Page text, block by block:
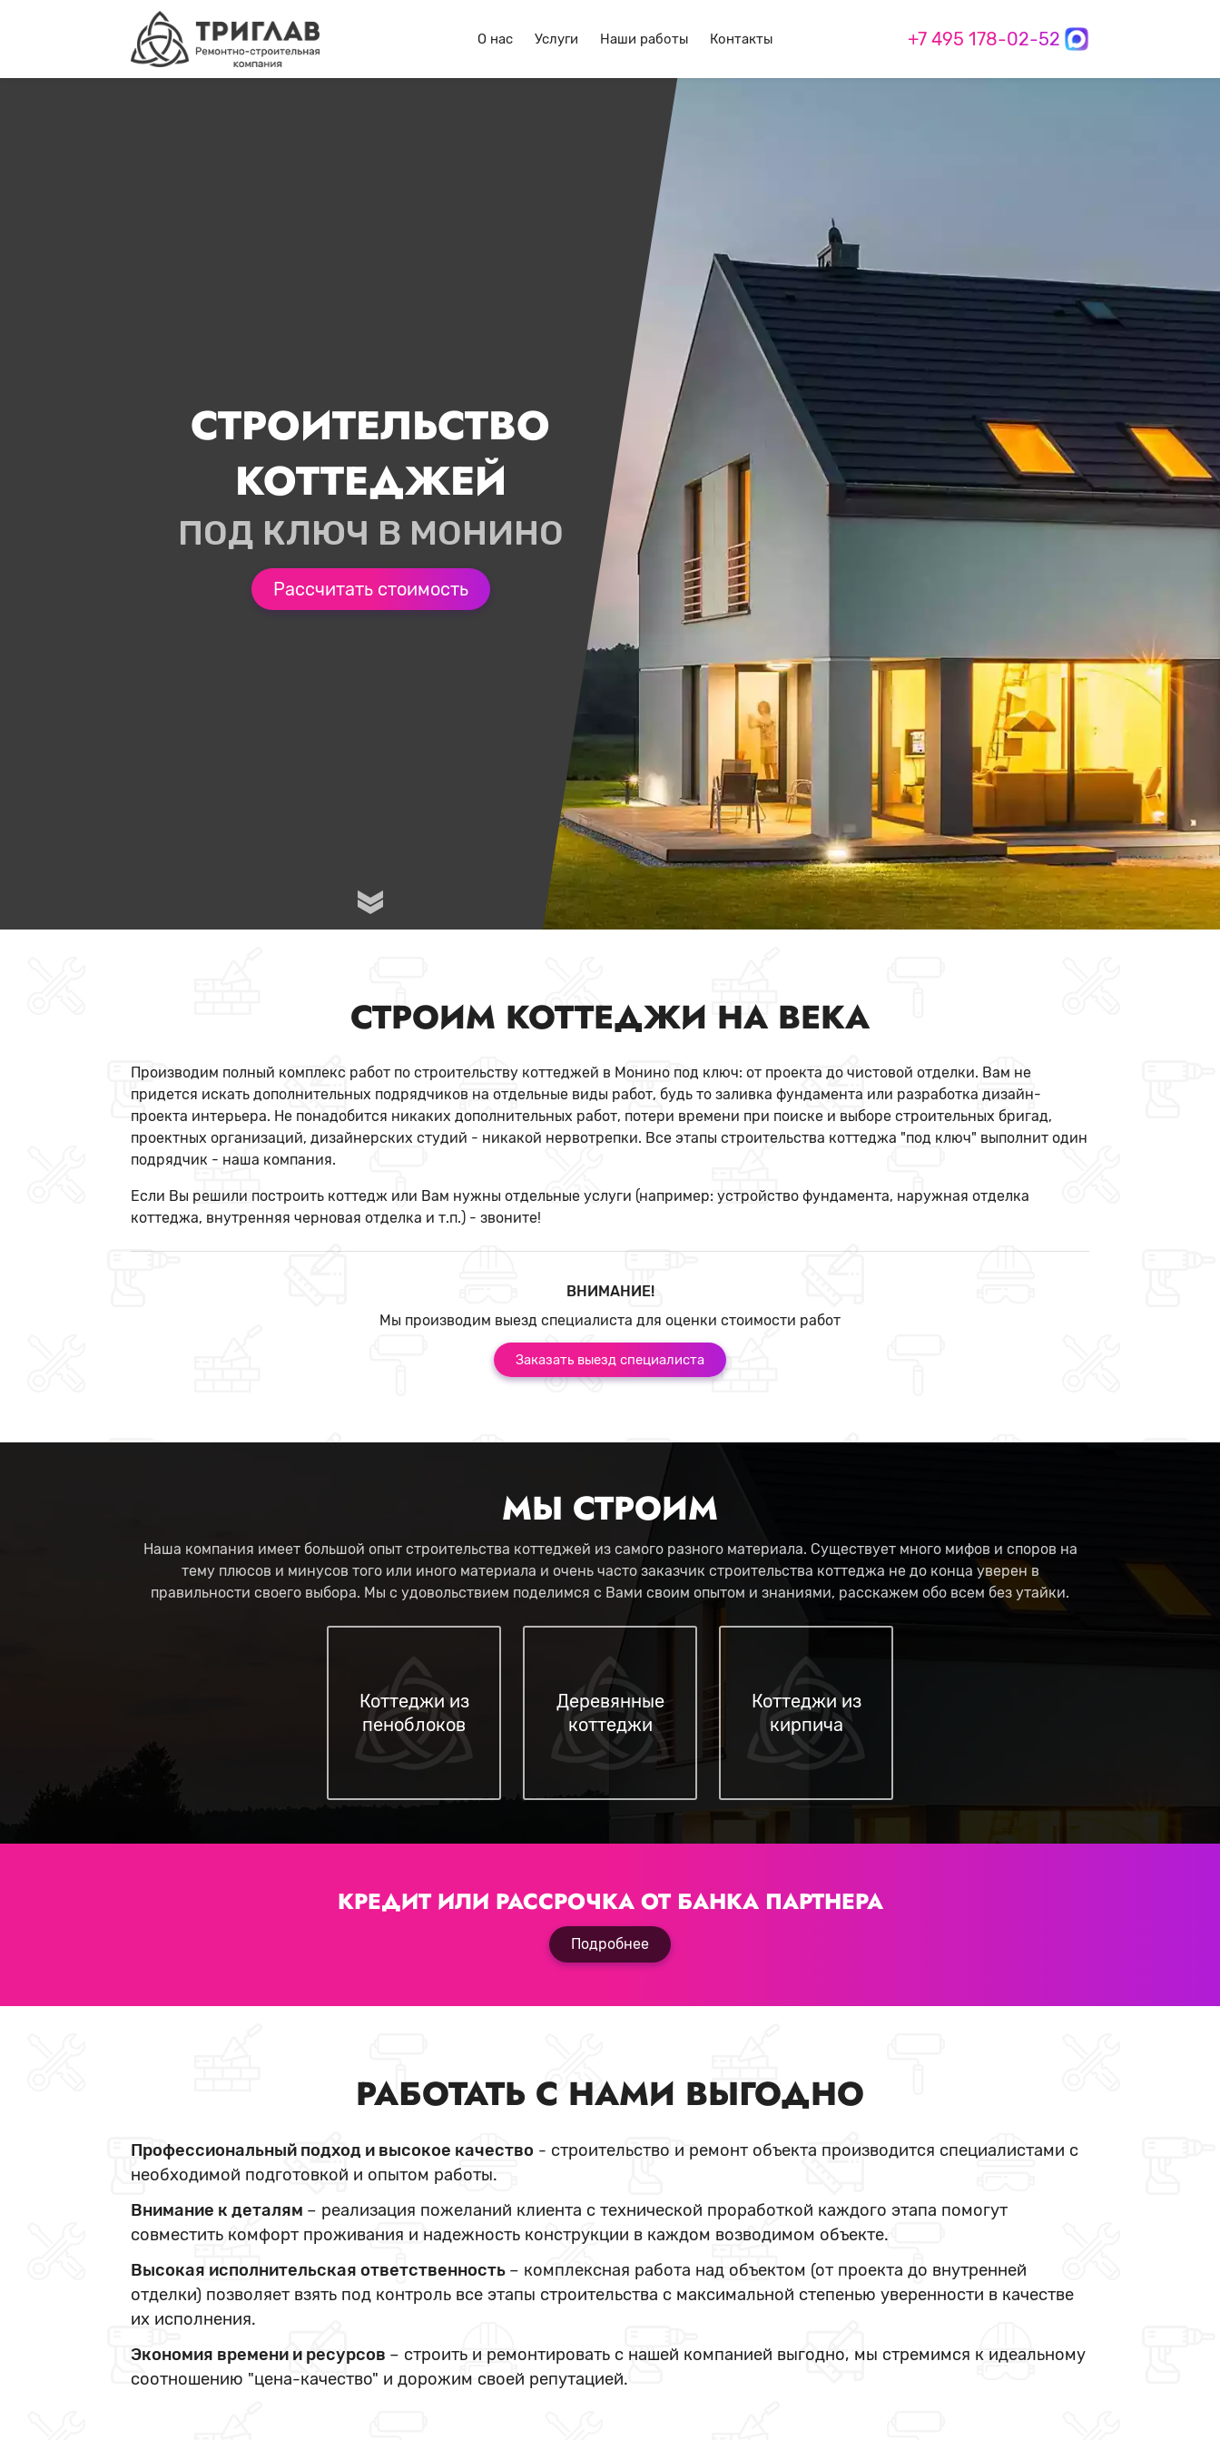
О нас Услуги Наши работы Контакты +7 495 178-02-52
СТРОИТЕЛЬСТВО
КОТТЕДЖЕЙ
ПОД КЛЮЧ В МОНИНО
Рассчитать стоимость
СТРОИМ КОТТЕДЖИ НА ВЕКА
Производим полный комплекс работ по строительству коттеджей в Монино под ключ: от проекта до чистовой отделки. Вам не
придется искать дополнительных подрядчиков на отдельные виды работ, будь то заливка фундамента или разработка дизайн-
проекта интерьера. Не понадобится никаких дополнительных работ, потери времени при поиске и выборе строительных бригад,
проектных организаций, дизайнерских студий - никакой нервотрепки. Все этапы строительства коттеджа "под ключ" выполнит один
подрядчик - наша компания.
Если Вы решили построить коттедж или Вам нужны отдельные услуги (например: устройство фундамента, наружная отделка
коттеджа, внутренняя черновая отделка и т.п.) - звоните!
ВНИМАНИЕ!
Мы производим выезд специалиста для оценки стоимости работ
Заказать выезд специалиста
МЫ СТРОИМ
Наша компания имеет большой опыт строительства коттеджей из самого разного материала. Существует много мифов и споров на
тему плюсов и минусов того или иного материала и очень часто заказчик строительства коттеджа не до конца уверен в
правильности своего выбора. Мы с удовольствием поделимся с Вами своим опытом и знаниями, расскажем обо всем без утайки.
Коттеджи из
пеноблоков
Деревянные
коттеджи
Коттеджи из
кирпича
КРЕДИТ ИЛИ РАССРОЧКА ОТ БАНКА ПАРТНЕРА
Подробнее
РАБОТАТЬ С НАМИ ВЫГОДНО
Профессиональный подход и высокое качество - строительство и ремонт объекта производится специалистами с
необходимой подготовкой и опытом работы.
Внимание к деталям – реализация пожеланий клиента с технической проработкой каждого этапа помогут
совместить комфорт проживания и надежность конструкции в каждом возводимом объекте.
Высокая исполнительская ответственность – комплексная работа над объектом (от проекта до внутренней
отделки) позволяет взять под контроль все этапы строительства с максимальной степенью уверенности в качестве
их исполнения.
Экономия времени и ресурсов – строить и ремонтировать с нашей компанией выгодно, мы стремимся к идеальному
соотношению "цена-качество" и дорожим своей репутацией.